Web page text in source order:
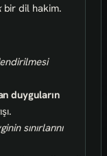
bir dil hakim.
duyguların
sınırlarını